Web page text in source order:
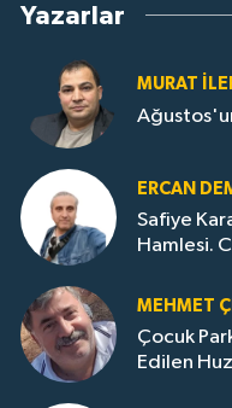
Yazarlar
MURAT
ERCAN
Safiye
Hamlesi.
MEHMET
Çocuk
Edilen